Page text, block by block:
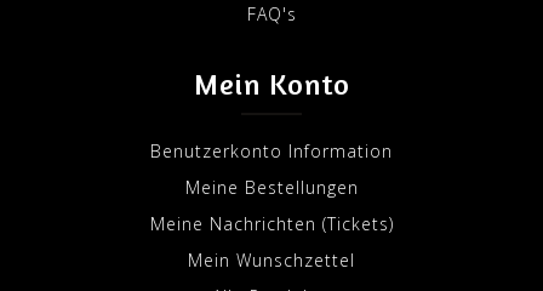
FAQ's
Mein Konto
Benutzerkonto Information
Meine Bestellungen
Meine Nachrichten (Tickets)
Mein Wunschzettel